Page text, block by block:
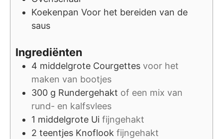
Koekenpan Voor het bereiden van de
saus
Ingrediënten
4 middelgrote Courgettes voor het
maken van bootjes
300 g Rundergehakt of een mix van
rund- en kalfsvlees
1 middelgrote Ui fijngehakt
2 teentjes Knoflook fijngehakt